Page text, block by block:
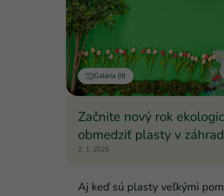
Galéria (9)
Začnite nový rok
obmedziť plasty v
2. 1. 2025
Aj keď sú plasty veľkými